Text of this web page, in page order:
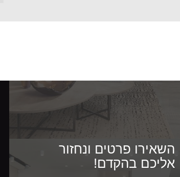
השאירו פרטים ונחזור
אליכם בהקדם!